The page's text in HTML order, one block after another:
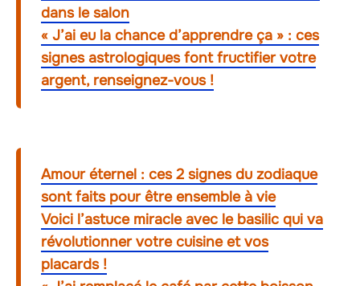
dans le salon
« J’ai eu la chance d’apprendre ça » : ces
signes astrologiques font fructifier votre
argent, renseignez-vous !
Amour éternel : ces 2 signes du zodiaque
sont faits pour être ensemble à vie
Voici l’astuce miracle avec le basilic qui va
révolutionner votre cuisine et vos
placards !